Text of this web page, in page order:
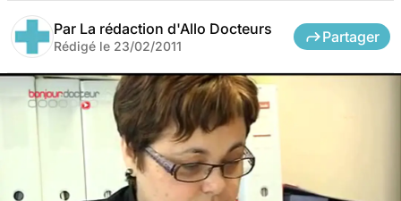
Par La rédaction d'Allo Docteurs
Rédigé le 23/02/2011
Partager